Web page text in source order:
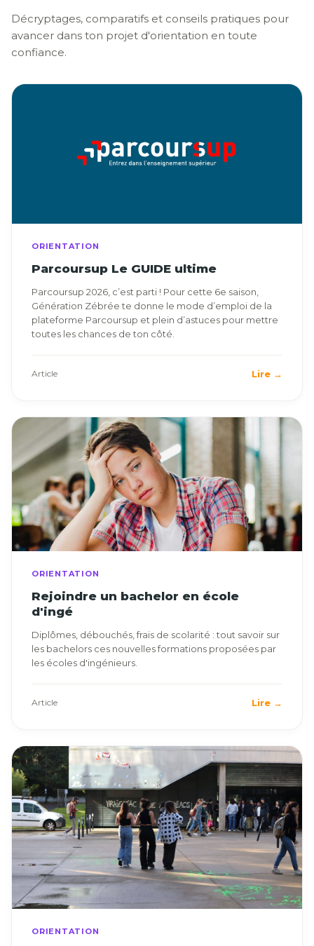
Décryptages, comparatifs et conseils pratiques pour
avancer dans ton projet d'orientation en toute
confiance.
ORIENTATION
Parcoursup Le GUIDE ultime
Parcoursup 2026, c’est parti ! Pour cette 6e saison,
Génération Zébrée te donne le mode d’emploi de la
plateforme Parcoursup et plein d’astuces pour mettre
toutes les chances de ton côté.
Article Lire →
ORIENTATION
Rejoindre un bachelor en école
d'ingé
Diplômes, débouchés, frais de scolarité : tout savoir sur
les bachelors ces nouvelles formations proposées par
les écoles d'ingénieurs.
Article Lire →
ORIENTATION